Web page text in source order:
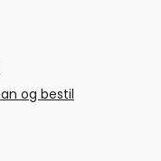
og bestil